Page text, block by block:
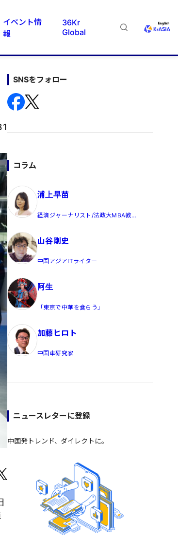
イベント情
報
36Kr
Global
SNSをフォロー
コラム
浦上早苗
経済ジャーナリスト/法政大MBA教
山谷剛史
中国アジアITライター
阿生
「東京で中華を食らう」
加藤ヒロト
中国車研究家
ニュースレターに登録
中国発トレンド、ダイレクトに。